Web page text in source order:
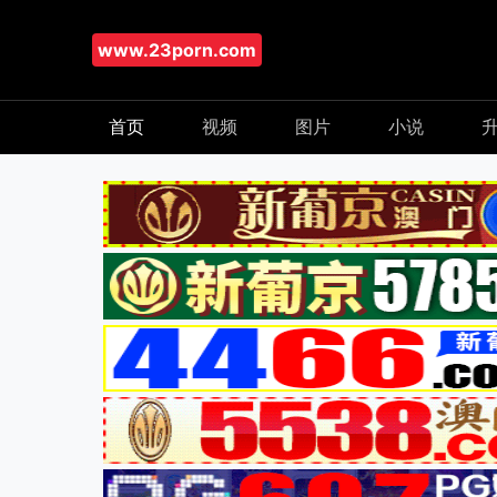
www.23porn.com
首页 视频 图片 小说